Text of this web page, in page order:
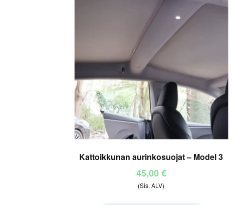
Kattoikkunan aurinkosuojat – Model 3
45,00€
(Sis. ALV)